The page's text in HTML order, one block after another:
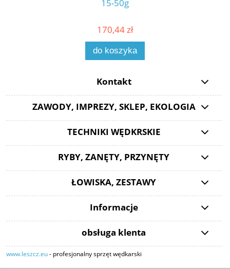
15-50g
170,44 zł
do koszyka
Kontakt
ZAWODY, IMPREZY, SKLEP, EKOLOGIA
TECHNIKI WĘDKRSKIE
RYBY, ZANĘTY, PRZYNĘTY
ŁOWISKA, ZESTAWY
Informacje
obsługa klenta
www.leszcz.eu- profesjonalny sprzęt wędkarski